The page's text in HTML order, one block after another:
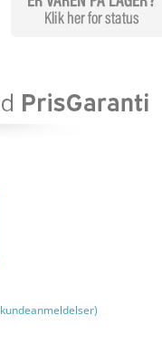
kundeanmeldelser)